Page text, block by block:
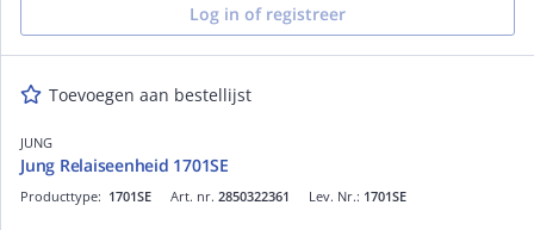
Log in of registreer
Toevoegen aan bestellijst
JUNG
Jung Relaiseenheid 1701SE
Art. nr. 2850322361
Producttype: 1701SE Lev. Nr.: 1701SE